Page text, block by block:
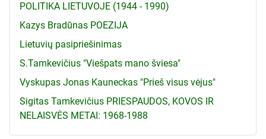
POLITIKA LIETUVOJE (1944 - 1990)
Kazys Bradūnas POEZIJA
Lietuvių pasipriešinimas
S.Tamkevičius "Viešpats mano šviesa"
Vyskupas Jonas Kauneckas "Prieš visus vėjus"
Sigitas Tamkevičius PRIESPAUDOS, KOVOS IR
NELAISVĖS METAI: 1968-1988